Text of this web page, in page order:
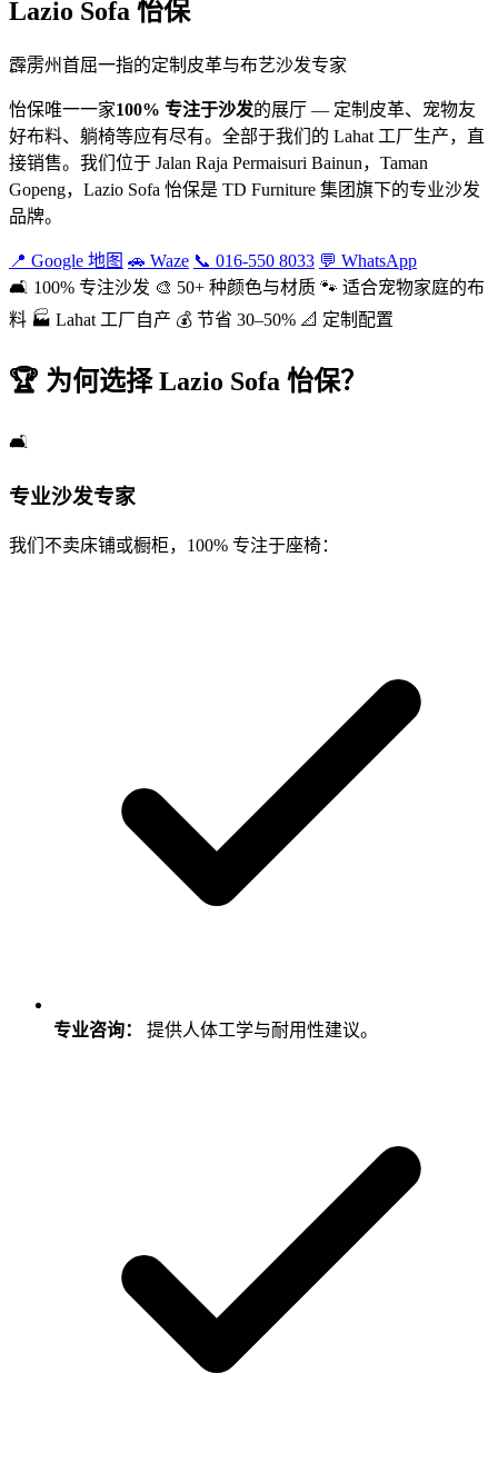
Lazio Sofa 怡保
霹雳州首屈一指的定制皮革与布艺沙发专家
怡保唯一一家100% 专注于沙发的展厅 — 定制皮革、宠物友
好布料、躺椅等应有尽有。全部于我们的 Lahat 工厂生产，直
接销售。我们位于 Jalan Raja Permaisuri Bainun，Taman
Gopeng，Lazio Sofa 怡保是 TD Furniture 集团旗下的专业沙发
品牌。
📍 Google 地图 🚗 Waze 📞 016-550 8033 💬 WhatsApp
🛋️ 100% 专注沙发 🎨 50+ 种颜色与材质 🐾 适合宠物家庭的布
料 🏭 Lahat 工厂自产 💰 节省 30–50% 📐 定制配置
🏆 为何选择 Lazio Sofa 怡保？
🛋️
专业沙发专家
我们不卖床铺或橱柜，100% 专注于座椅：
专业咨询： 提供人体工学与耐用性建议。